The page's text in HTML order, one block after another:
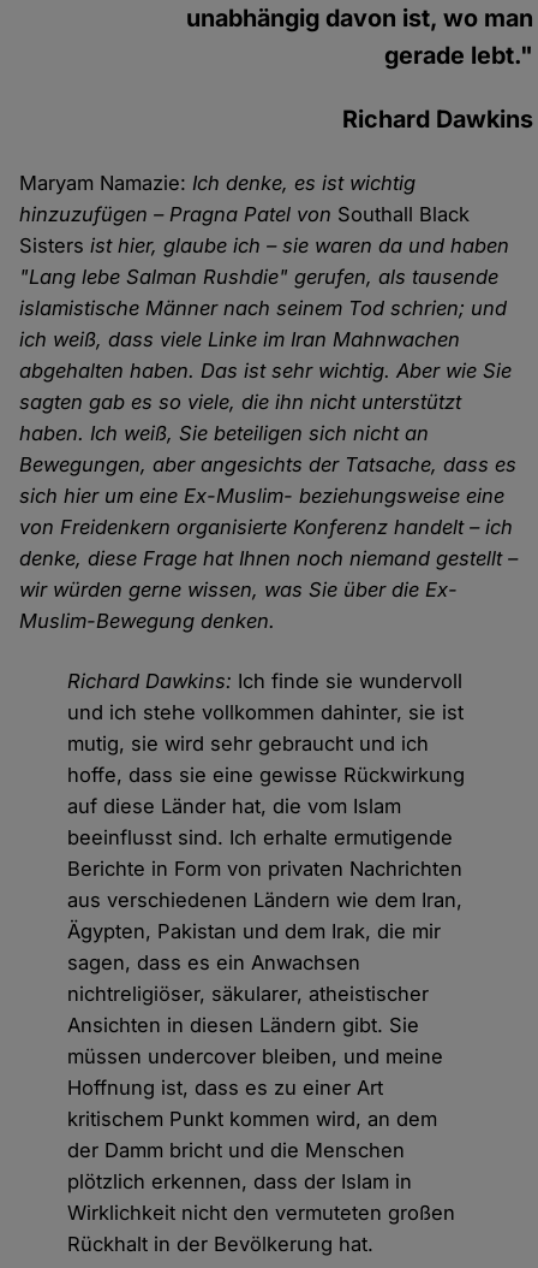
unabhängig davon ist, wo man
gerade lebt."
Richard Dawkins
Maryam Namazie:Ich denke, es ist wichtig
hinzuzufügen – Pragna Patel von Southall Black
Sisters ist hier, glaube ich – sie waren da und haben
"Lang lebe Salman Rushdie" gerufen, als tausende
islamistische Männer nach seinem Tod schrien; und
ich weiß, dass viele Linke im Iran Mahnwachen
abgehalten haben. Das ist sehr wichtig. Aber wie Sie
sagten gab es so viele, die ihn nicht unterstützt
haben. Ich weiß, Sie beteiligen sich nicht an
Bewegungen, aber angesichts der Tatsache, dass es
sich hier um eine Ex-Muslim- beziehungsweise eine
von Freidenkern organisierte Konferenz handelt – ich
denke, diese Frage hat Ihnen noch niemand gestellt –
wir würden gerne wissen, was Sie über die Ex-
Muslim-Bewegung denken.
Richard Dawkins: Ich finde sie wundervoll
und ich stehe vollkommen dahinter, sie ist
mutig, sie wird sehr gebraucht und ich
hoffe, dass sie eine gewisse Rückwirkung
auf diese Länder hat, die vom Islam
beeinflusst sind. Ich erhalte ermutigende
Berichte in Form von privaten Nachrichten
aus verschiedenen Ländern wie dem Iran,
Ägypten, Pakistan und dem Irak, die mir
sagen, dass es ein Anwachsen
nichtreligiöser, säkularer, atheistischer
Ansichten in diesen Ländern gibt. Sie
müssen undercover bleiben, und meine
Hoffnung ist, dass es zu einer Art
kritischem Punkt kommen wird, an dem
der Damm bricht und die Menschen
plötzlich erkennen, dass der Islam in
Wirklichkeit nicht den vermuteten großen
Rückhalt in der Bevölkerung hat.